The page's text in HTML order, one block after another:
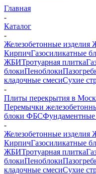
Главная
-
Каталог
-
Железобетонные
КирпичГазосиликатные
ЖБИТротуарная плитка
блокиПеноблоки
кладочные смесиСухие
-
Плиты перекрытия в
Перемычки
блоки ФБС
-
Железобетонные
КирпичГазосиликатные
ЖБИТротуарная плитка
блокиПеноблоки
кладочные смесиСухие